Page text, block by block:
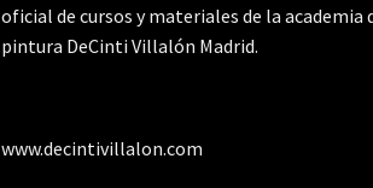
oficial de cursos y materiales de la academia
pintura DeCinti Villalón Madrid.
www.decintivillalon.com